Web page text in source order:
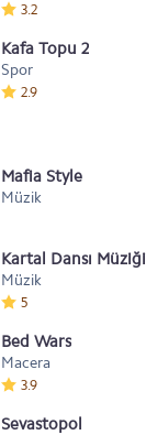
3.2
Kafa Topu 2
Spor
2.9
Mafia Style
Müzik
Kartal Dansı Müziği
Müzik
5
Bed Wars
Macera
3.9
Sevastopol